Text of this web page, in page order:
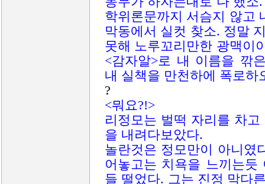
학위론문까지 서슴지 않고
막동에서 실컷 찾소. 정말
못해 노루꼬리만한 광맥이
<감자알>로 내 이름을 깎
내 실책을 만천하에 폭로하
?
<뭐요?!>
리정모는 벌떡 자리를 차
을 내려다보았다.
놀란것은 정모만이 아니였
어놓고는 치욕을 느끼는
들 떨었다. 그는 진정 막다